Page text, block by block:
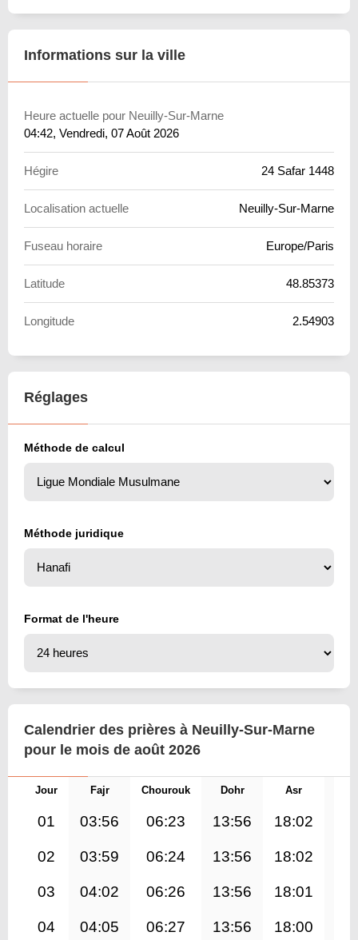
Informations sur la ville
Heure actuelle pour Neuilly-Sur-Marne
04:42, Vendredi, 07 Août 2026
Hégire 24 Safar 1448
Localisation actuelle Neuilly-Sur-Marne
Fuseau horaire Europe/Paris
Latitude 48.85373
Longitude 2.54903
Réglages
Méthode de calcul
Méthode juridique
Format de l'heure
Calendrier des prières à Neuilly-Sur-Marne
pour le mois de août 2026
Jour Fajr Chourouk Dohr Asr
01 03:56 06:23 13:56 18:02
02 03:59 06:24 13:56 18:02
03 04:02 06:26 13:56 18:01
04 04:05 06:27 13:56 18:00